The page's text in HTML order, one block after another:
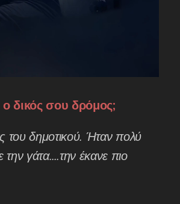
ο δικός σου δρόμος;
του δημοτικού. Ήταν πολύ
γάτα….την έκανε πιο